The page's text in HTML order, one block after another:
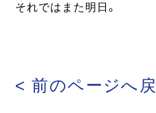
それではまた明日。
< 前のページへ